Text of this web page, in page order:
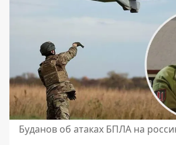
Буданов об атаках БПЛА на